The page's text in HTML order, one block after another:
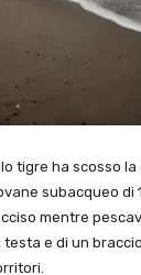
tigre ha scosso la
subacqueo di
mentre
testa e di un